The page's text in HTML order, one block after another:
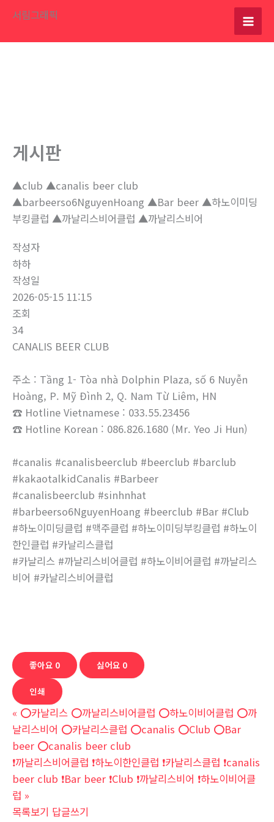
츠
서림그래픽
게시판
▲club ▲canalis beer club
▲barbeerso6NguyenHoang ▲Bar beer ▲하노이미딩
부킹클럽 ▲까날리스비어클럽 ▲까날리스비어
작성자
하하
작성일
2026-05-15 11:15
조회
34
CANALIS BEER CLUB
주소 : Tầng 1- Tòa nhà Dolphin Plaza, số 6 Nuyễn
Hoàng, P. Mỹ Đình 2, Q. Nam Từ Liêm, HN
☎ Hotline Vietnamese : 033.55.23456
☎ Hotline Korean : 086.826.1680 (Mr. Yeo Ji Hun)
#canalis #canalisbeerclub #beerclub #barclub
#kakaotalkidCanalis #Barbeer
#canalisbeerclub #sinhnhat
#barbeerso6NguyenHoang #beerclub #Bar #Club
#하노이미딩클럽 #맥주클럽 #하노이미딩부킹클럽 #하노이
한인클럽 #카날리스클럽
#카날리스 #까날리스비어클럽 #하노이비어클럽 #까날리스
비어 #카날리스비어클럽
좋아요 0 싫어요 0
인쇄
« ⭕️카날리스 ⭕️까날리스비어클럽 ⭕️하노이비어클럽 ⭕️까
날리스비어 ⭕️카날리스클럽 ⭕️canalis ⭕️Club ⭕️Bar
beer ⭕️canalis beer club
❗까날리스비어클럽 ❗하노이한인클럽 ❗‍‍카날리스클럽 ❗‍canalis
beer club ❗Bar beer ❗‍‍Club ‍‍❗까날리스비어 ‍‍❗하노이비어클
럽 »
목록보기 답글쓰기